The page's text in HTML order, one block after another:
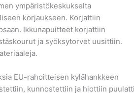
ympäristökeskukselta
korjaukseen. Korjattiin
Ikkunapuitteet korjattiin
ja syöksytorvet uusittiin.
EU-rahoitteisen kylähankkeen
kunnostettiin ja hiottiin